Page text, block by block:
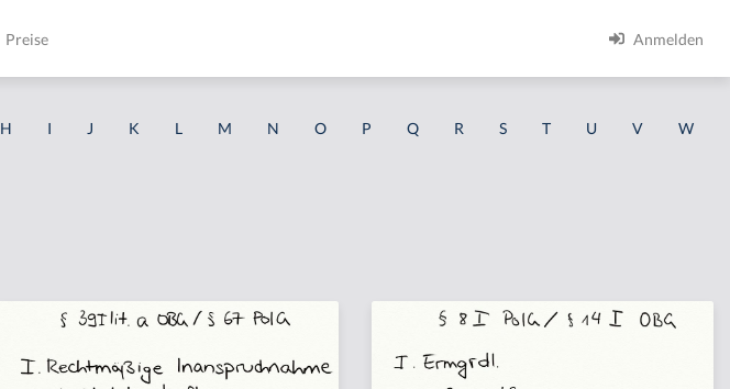
Preise Anmelden
H I J K L M N O P Q R S T U V W